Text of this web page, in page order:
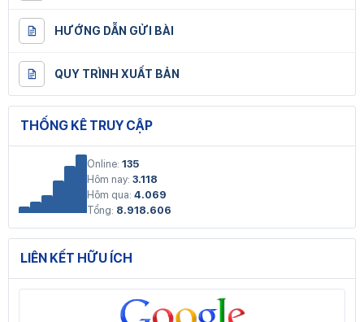
HƯỚNG DẪN GỬI BÀI
QUY TRÌNH XUẤT BẢN
THỐNG KÊ TRUY CẬP
Online: 135
Hôm nay: 3.118
Hôm qua: 4.069
Tổng: 8.918.606
LIÊN KẾT HỮU ÍCH